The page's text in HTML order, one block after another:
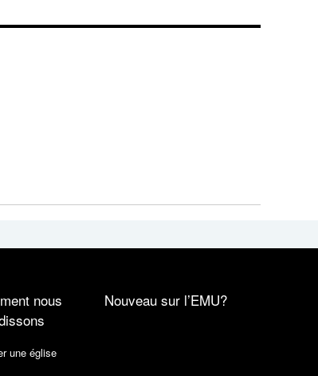
nous
une église
Nouveau sur l’EMU?